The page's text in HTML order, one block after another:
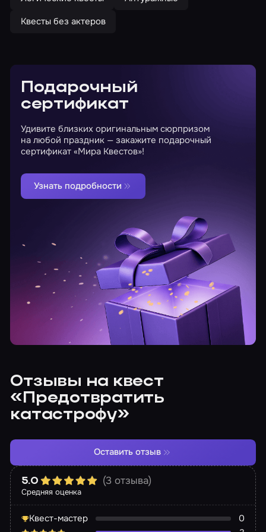
Квесты без актеров
Подарочный
сертификат
Удивите близких оригинальным сюрпризом
на любой праздник — закажите подарочный
сертификат «Мира Квестов»!
Узнать подробности
Отзывы на квест
«Предотвратить
катастрофу»
Средняя оценка
5.0 (3 отзыва)
Квест-мастер
0
Оставить отзыв